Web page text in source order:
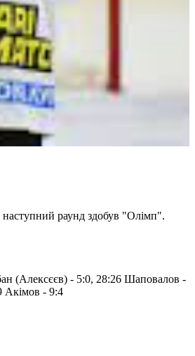
раунд здобув "Олімп".
(Алексєєв) - 5:0, 28:26 Шаповалов -
Акімов - 9:4